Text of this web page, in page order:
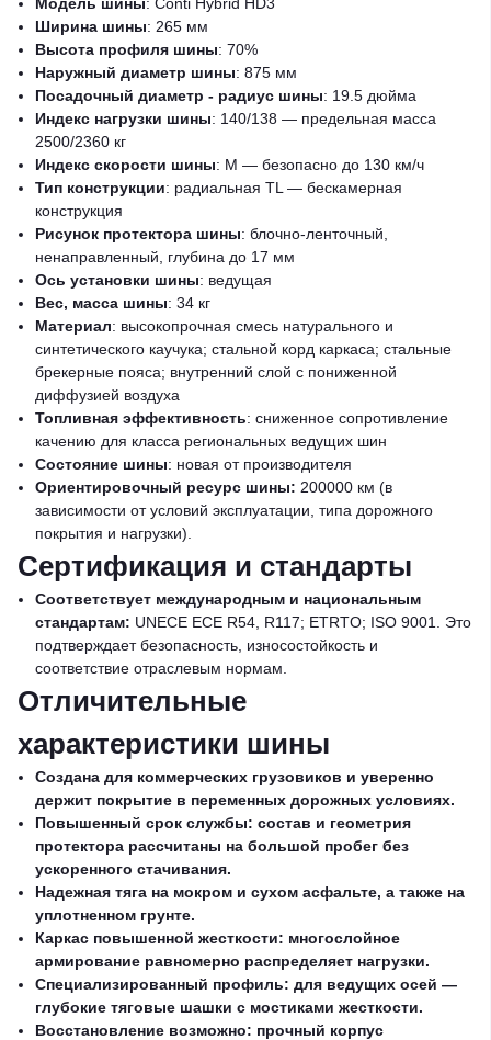
Ширина шины: 265 мм
Высота профиля шины: 70%
Наружный диаметр шины: 875 мм
Посадочный диаметр - радиус шины: 19.5 дюйма
Индекс нагрузки шины: 140/138 — предельная масса
2500/2360 кг
Индекс скорости шины: M — безопасно до 130 км/ч
Тип конструкции: радиальная TL — бескамерная
конструкция
Рисунок протектора шины: блочно-ленточный,
ненаправленный, глубина до 17 мм
Ось установки шины: ведущая
Вес, масса шины: 34 кг
Материал: высокопрочная смесь натурального и
синтетического каучука; стальной корд каркаса; стальные
брекерные пояса; внутренний слой с пониженной
диффузией воздуха
Топливная эффективность: сниженное сопротивление
качению для класса региональных ведущих шин
Состояние шины: новая от производителя
Ориентировочный ресурс шины: 200000 км (в
зависимости от условий эксплуатации, типа дорожного
покрытия и нагрузки).
Сертификация и стандарты
Соответствует международным и национальным
стандартам: UNECE ECE R54, R117; ETRTO; ISO 9001. Это
подтверждает безопасность, износостойкость и
соответствие отраслевым нормам.
Отличительные
характеристики шины
Создана для коммерческих грузовиков и уверенно
держит покрытие в переменных дорожных условиях.
Повышенный срок службы: состав и геометрия
протектора рассчитаны на большой пробег без
ускоренного стачивания.
Надежная тяга на мокром и сухом асфальте, а также на
уплотненном грунте.
Каркас повышенной жесткости: многослойное
армирование равномерно распределяет нагрузки.
Специализированный профиль: для ведущих осей —
глубокие тяговые шашки с мостиками жесткости.
Восстановление возможно: прочный корпус